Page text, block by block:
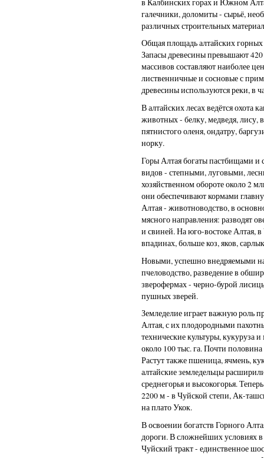
галечники, доломиты - сырьё,
различных строительных
Общая площадь алтайских горных
Запасы древесины превышают
массивов составляют наиболее
лиственничные и сосновые с
древесины используются реки, в
В алтайских лесах ведётся охота
животных - белку, медведя, лису,
пятнистого оленя, ондатру,
норку.
Горы Алтая богаты пастбищами и
видов - степными, луговыми,
хозяйственном обороте около 2
они обеспечивают кормами
Алтая - животноводство, в
мясного направления: разводят
и свиней. На юго-востоке Алтая,
впадинах, больше коз, яков,
Новыми, успешно внедряемыми
пчеловодство, разведение в
зверофермах - черно-бурой
пушных зверей.
Земледелие играет важную роль
Алтая, с их плодородными
технические культуры, кукуруза
около 100 тыс. га. Почти
Растут также пшеница, ячмень,
алтайские земледельцы
среднегорья и высокогорья.
2200 м - в Чуйской степи, Ак-
на плато Укок.
В освоении богатств Горного
дороги. В сложнейших условиях
Чуйский тракт - единственное